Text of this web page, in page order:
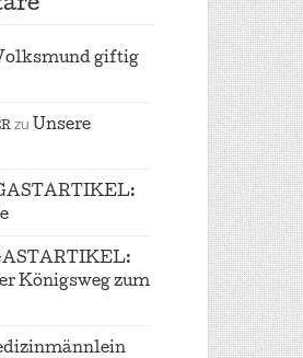
giftig
zu Unsere
Königsweg zum